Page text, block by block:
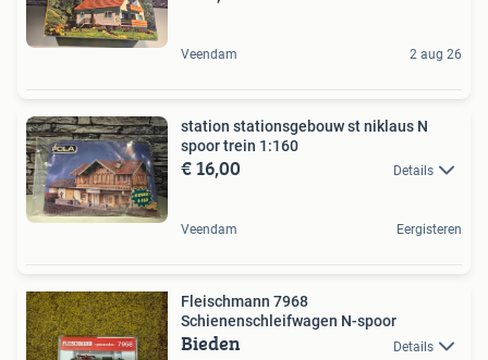
Veendam 2 aug 26
station stationsgebouw st niklaus N
spoor trein 1:160
€ 16,00 Details
Veendam Eergisteren
Fleischmann 7968
Schienenschleifwagen N-spoor
Bieden Details